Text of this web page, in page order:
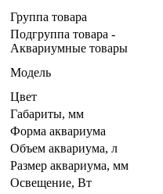
Группа товара
Подгруппа товара -
Аквариумные товары
Модель
Цвет
Габариты, мм
Форма аквариума
Объем аквариума, л
Размер аквариума, мм
Освещение, Вт